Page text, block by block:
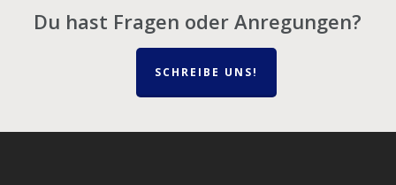
Du hast Fragen oder Anregungen?
SCHREIBE UNS!